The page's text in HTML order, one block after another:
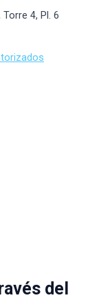
4, Pl. 6
del